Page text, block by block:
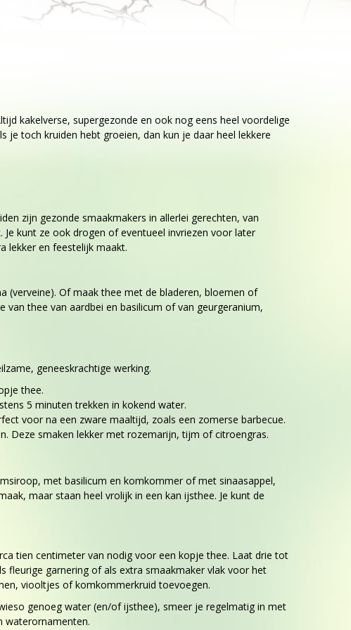
kakelverse, supergezonde en ook nog eens heel voordelige
je toch kruiden hebt groeien, dan kun je daar heel lekkere
zijn gezonde smaakmakers in allerlei gerechten, van
kunt ze ook drogen of eventueel invriezen voor later
lekker en feestelijk maakt.
(verveine). Of maak thee met de bladeren, bloemen of
thee van aardbei en basilicum of van geurgeranium,
geneeskrachtige werking.
thee.
5 minuten trekken in kokend water.
voor na een zware maaltijd, zoals een zomerse barbecue.
Deze smaken lekker met rozemarijn, tijm of citroengras.
met basilicum en komkommer of met sinaasappel,
maar staan heel vrolijk in een kan ijsthee. Je kunt de
tien centimeter van nodig voor een kopje thee. Laat drie tot
fleurige garnering of als extra smaakmaker vlak voor het
viooltjes of komkommerkruid toevoegen.
genoeg water (en/of ijsthee), smeer je regelmatig in met
waterornamenten.